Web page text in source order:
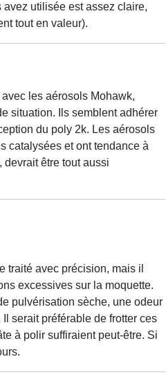
utilisée est assez claire,
tout en valeur).
les aérosols Mohawk,
situation. Ils semblent adhérer
du poly 2k. Les aérosols
catalysées et ont tendance à
être tout aussi
traité avec précision, mais il
excessives sur la moquette.
pulvérisation sèche, une odeur
serait préférable de frotter ces
à polir suffiraient peut-être. Si